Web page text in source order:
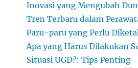
Inovasi yang Mengubah
Tren Terbaru dalam
Paru-paru yang Perlu
Apa yang Harus Dilakukan
Situasi UGD?: Tips Penting